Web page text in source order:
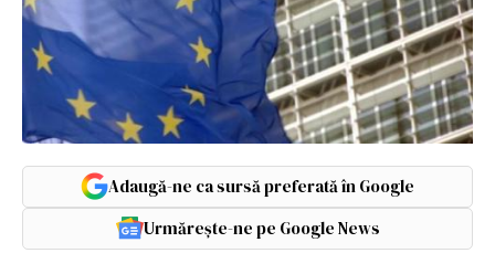
Adaugă-ne ca sursă preferată în Google
Urmărește-ne pe Google News